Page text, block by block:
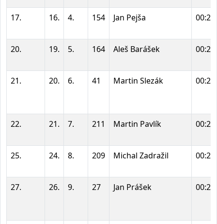
17. 16. 4. 154 Jan Pejša
20. 19. 5. 164 Aleš Barášek
21. 20. 6. 41 Martin Slezák
22. 21. 7. 211 Martin Pavlík
25. 24. 8. 209 Michal Zadražil
27. 26. 9. 27 Jan Prášek